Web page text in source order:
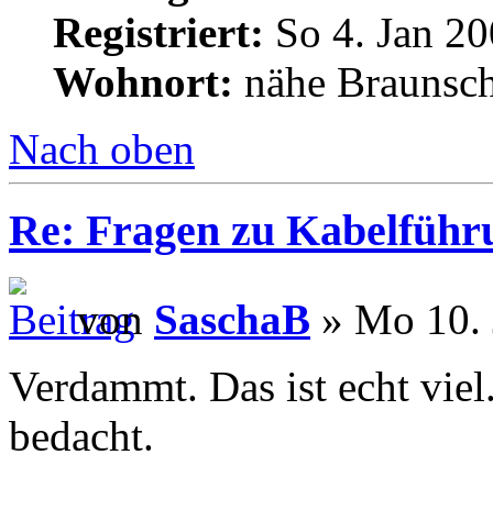
Registriert: So 4. Jan
Wohnort: nähe
Nach oben
Re: Fragen zu
von SaschaB » Mo 10.
Verdammt. Das ist echt
bedacht.